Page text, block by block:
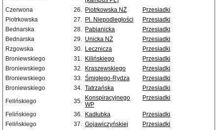
Czerwona 26. Piotrkowska NŻ
Przesiadki
Piotrkowska
27. Pl. Niepodległości
Przesiadki
Bednarska
28. Pabianicka
Przesiadki
Bednarska
29. Unicka NŻ
Przesiadki
Rzgowska
30. Lecznicza
Przesiadki
Broniewskiego
31. Kilińskiego
Przesiadki
Broniewskiego
32. Kraszewskiego
Przesiadki
Broniewskiego
33. Śmigłego-Rydza
Przesiadki
Broniewskiego
34. Tatrzańska
Przesiadki
Felińskiego
35. Konspiracyjnego
WP
Przesiadki
Felińskiego 36. Kadłubka
Przesiadki
Felińskiego
37. Gojawiczyńskiej
Przesiadki